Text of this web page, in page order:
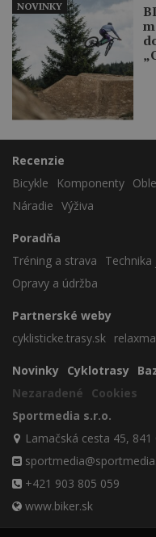
NOVINKY
Recenzie
Bicykle
Komponenty
Náradie Výživa
Poradňa
Tréning a strava
Technika
Opravy a údržba
Partnerské weby
cyklisticke.trasy.sk
Novinky Cyklotrasy
Nezaradené
Cookies
Sportmedia s.r.o.
Lamačská cesta 45,
+421 903 805 059
www.biker.sk